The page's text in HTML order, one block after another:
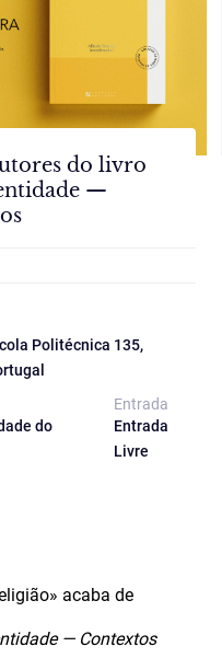
do livro
—
Politécnica 135,
do
Entrada
Entrada
Livre
acaba de
— Contextos